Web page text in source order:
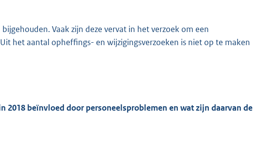
Vaak zijn deze vervat in het verzoek om een
het aantal opheffings- en wijzigingsverzoeken is niet op te maken
2018 beïnvloed door personeelsproblemen en wat zijn daarvan de